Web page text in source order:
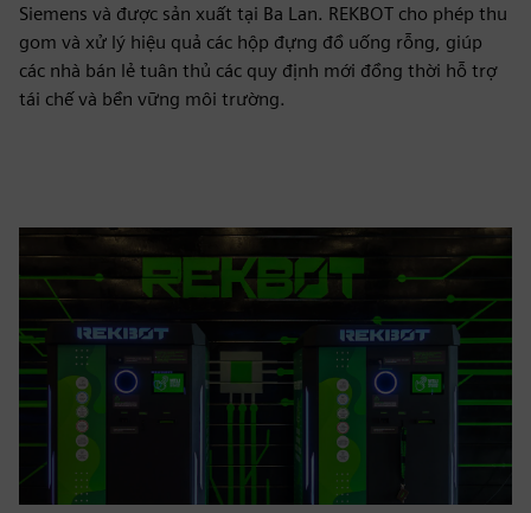
Siemens và được sản xuất tại Ba Lan. REKBOT cho phép thu
gom và xử lý hiệu quả các hộp đựng đồ uống rỗng, giúp
các nhà bán lẻ tuân thủ các quy định mới đồng thời hỗ trợ
tái chế và bền vững môi trường.